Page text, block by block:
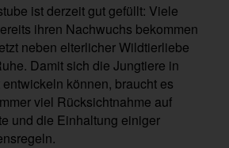
ist derzeit gut gefüllt: Viele
ihren Nachwuchs bekommen
neben elterlicher Wildtierliebe
Damit sich die Jungtiere in
können, braucht es
viel Rücksichtnahme auf
und die Einhaltung einiger